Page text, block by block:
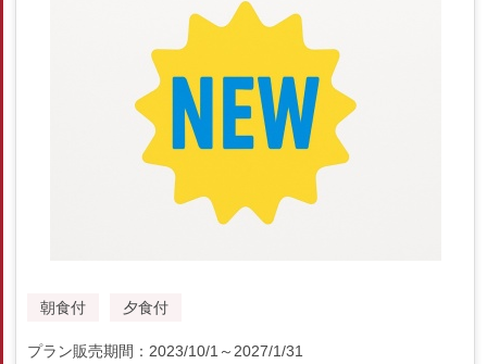
朝食付 夕食付
プラン販売期間：2023/10/1～2027/1/31